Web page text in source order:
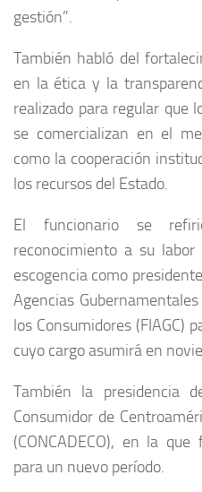
gestión”.
También habló del
en la ética y la
realizado para regular que
se comercializan en el
como la cooperación
los recursos del Estado.
El funcionario se
reconocimiento a su
escogencia como
Agencias
los Consumidores (FIAGC)
cuyo cargo asumirá en
También la presidencia
Consumidor de
(CONCADECO), en la
para un nuevo período.